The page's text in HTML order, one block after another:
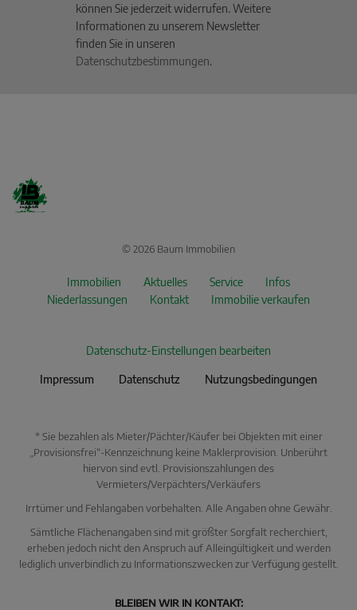
Beschreiben Sie kurz, was Sie suchen.
können Sie jederzeit widerrufen. Weitere
Informationen zu unserem Newsletter
finden Sie in unseren
Datenschutzbestimmungen.
© 2026 Baum Immobilien
Immobilien Aktuelles Service
Infos
Niederlassungen
Kontakt Immobilie verkaufen
Datenschutz-Einstellungen bearbeiten
Impressum Datenschutz Nutzungsbedingungen
* Sie bezahlen als Mieter/Pächter/Käufer bei Objekten mit einer
„Provisionsfrei“-Kennzeichnung keine Maklerprovision. Unberührt
hiervon sind evtl. Provisionszahlungen des
Vermieters/Verpächters/Verkäufers
Irrtümer und Fehlangaben vorbehalten. Alle Angaben ohne Gewähr.
Sämtliche Flächenangaben sind mit größter Sorgfalt recherchiert,
erheben jedoch nicht den Anspruch auf Alleingültigkeit und werden
lediglich unverbindlich zu Informationszwecken zur Verfügung gestellt.
BLEIBEN WIR IN KONTAKT: